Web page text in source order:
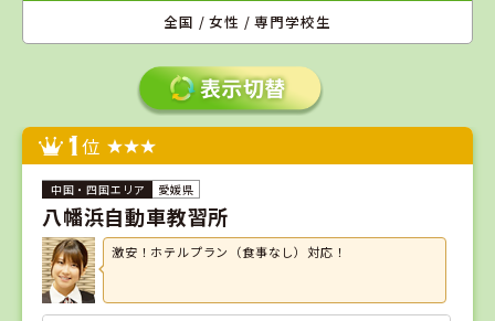
全国 / 女性 / 専門学校生
1位
愛媛県
八幡浜自動車教習所
激安！ホテルプラン（食事なし）対応！